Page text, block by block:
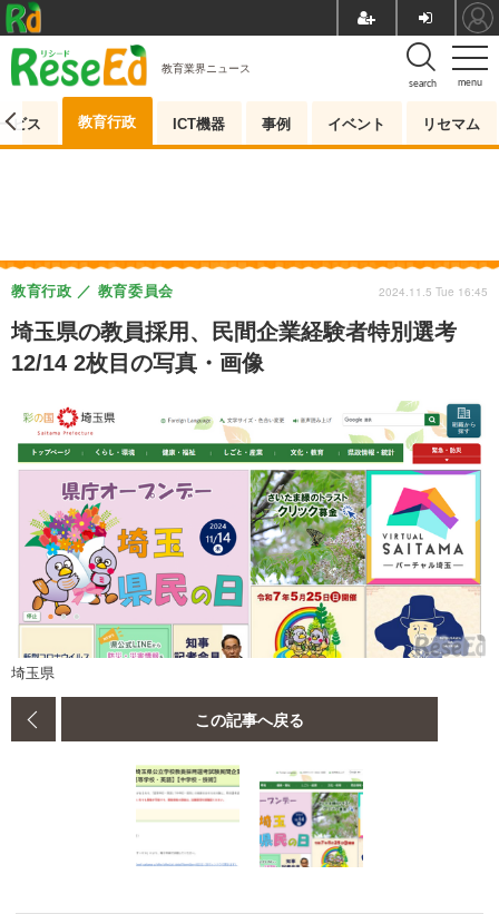
menu
search
教育業界ニュース
ビス 教育行政 ICT機器 事例 イベント リセマム
埼玉県の教員採用、民間企業経験者特別選考
12/14 2枚目の写真・画像
教育行政 教育委員会 2024.11.5 Tue 16:45
埼玉県
この記事へ戻る